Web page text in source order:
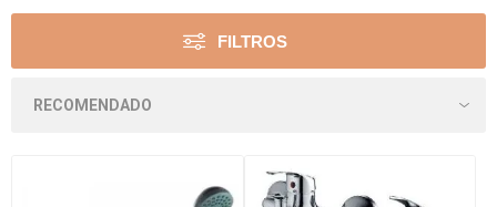
FILTROS